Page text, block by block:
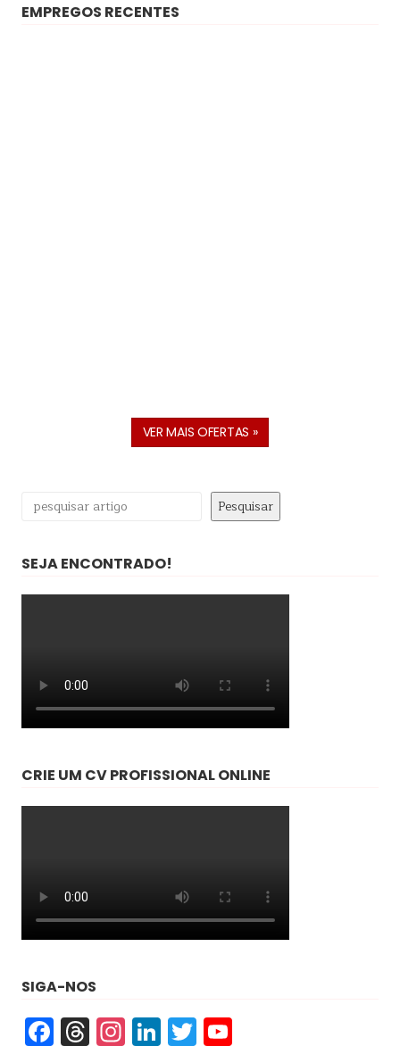
EMPREGOS RECENTES
VER MAIS OFERTAS »
Pesquisar Pesquisar
SEJA ENCONTRADO!
CRIE UM CV PROFISSIONAL ONLINE
SIGA-NOS
Facebook
Threads
Instagram
LinkedIn
Twitter